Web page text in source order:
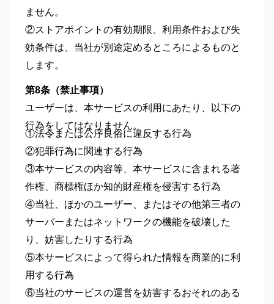
ません。
②ストアポイントの有効期限、利用条件および失
効条件は、当社が別途定めるところによるものと
します。
第8条（禁止事項）
ユーザーは、本サービスの利用にあたり、以下の
行為をしてはなりません。
①法令または公序良俗に違反する行為
②犯罪行為に関連する行為
③本サービスの内容等、本サービスに含まれる著
作権、商標権ほか知的財産権を侵害する行為
④当社、ほかのユーザー、またはその他第三者の
サーバーまたはネットワークの機能を破壊した
り、妨害したりする行為
⑤本サービスによって得られた情報を商業的に利
用する行為
⑥当社のサービスの運営を妨害するおそれのある